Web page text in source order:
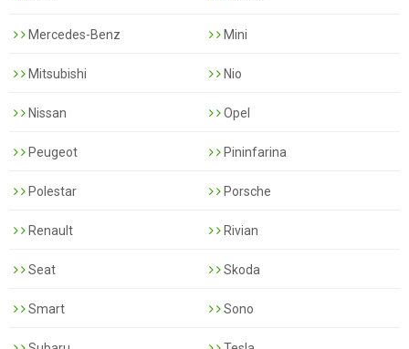
Mercedes-Benz Mini
Mitsubishi Nio
Nissan Opel
Peugeot Pininfarina
Polestar Porsche
Renault Rivian
Seat Skoda
Smart Sono